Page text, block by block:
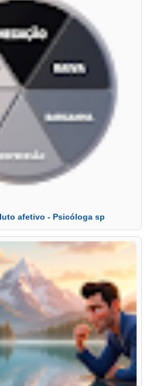
afetivo - Psicóloga sp